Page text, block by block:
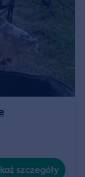
szczegóły